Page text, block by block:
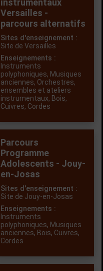
instrumentaux
Versailles -
parcours alternatifs
Sites d'enseignement :
Site de Versailles
Enseignements :
Instruments
polyphoniques, Musiques
anciennes, Orchestres,
ensembles et ateliers
instrumentaux, Bois,
Cuivres, Cordes
Parcours
Programme
Adolescents - Jouy-
en-Josas
Sites d'enseignement :
Site de Jouy-en-Josas
Enseignements :
Instruments
polyphoniques, Musiques
anciennes, Bois, Cuivres,
Cordes